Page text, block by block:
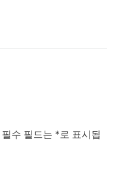
필수 필드는 *로 표시됩